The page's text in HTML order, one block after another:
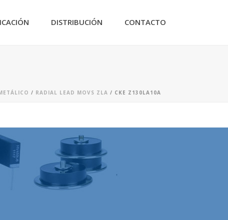
DISTRIBUCIÓN CONTACTO
/ RADIAL LEAD MOVS ZLA / CKE Z130LA10A